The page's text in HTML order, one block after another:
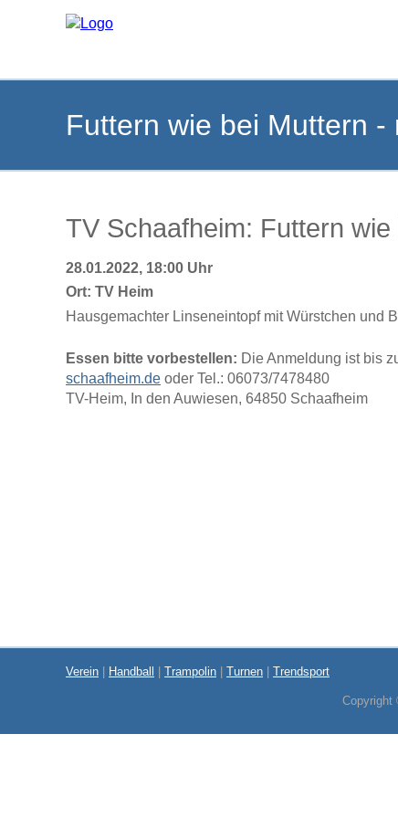
Futtern wie bei Muttern -
TV Schaafheim: Futtern
28.01.2022, 18:00 Uhr
Ort: TV Heim
Hausgemachter Linseneintopf mit Würstchen und
Essen bitte vorbestellen: Die Anmeldung ist bis
schaafheim.de oder Tel.: 06073/7478480
TV-Heim, In den Auwiesen, 64850 Schaafheim
Verein Handball Trampolin Turnen Trendsport
Copyright